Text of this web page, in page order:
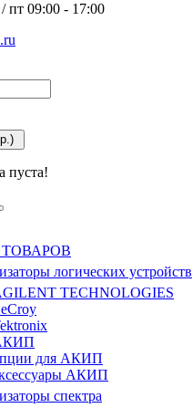
пт 09:00 - 17:00
пуста!
логических устройств
TECHNOLOGIES
для АКИП
АКИП
спектра